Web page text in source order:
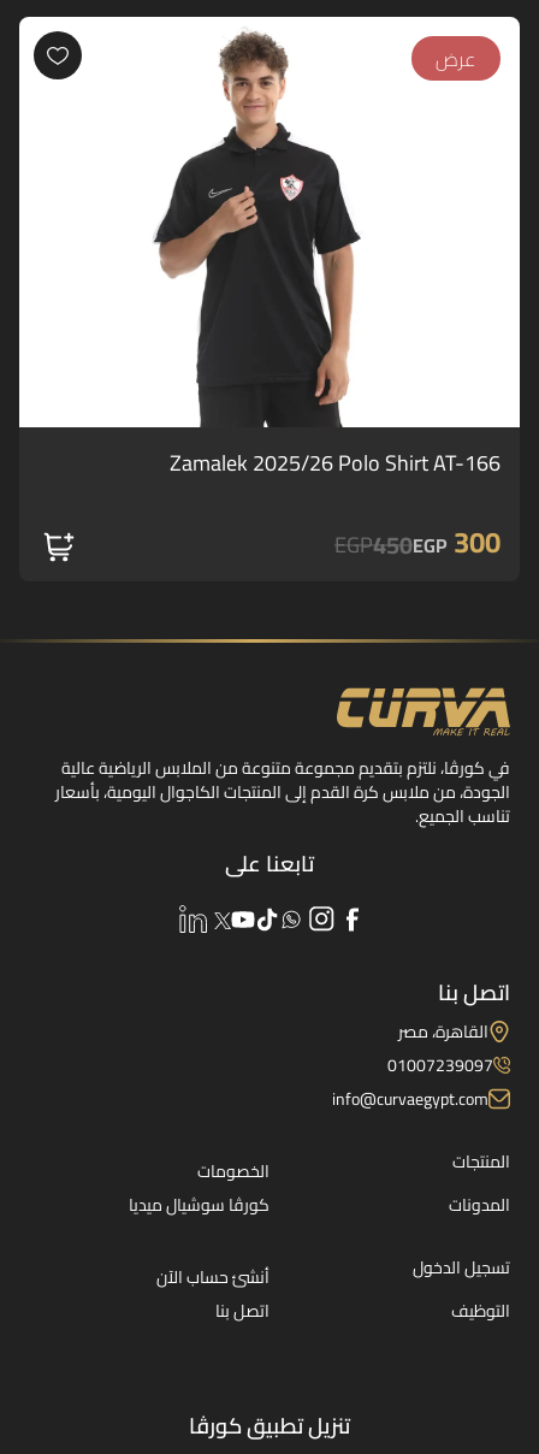
عرض
Zamalek 2025/26 Polo Shirt AT-166
300
EGP
450
EGP
في كورڤا، نلتزم بتقديم مجموعة متنوعة من الملابس الرياضية عالية
الجودة، من ملابس كرة القدم إلى المنتجات الكاجوال اليومية، بأسعار
تناسب الجميع.
تابعنا على
اتصل بنا
القاهرة، مصر
01007239097
info@curvaegypt.com
المنتجات
الخصومات
المدونات
كورڤا سوشيال ميديا
تسجيل الدخول
أنشئ حساب الآن
التوظيف
اتصل بنا
تنزيل تطبيق كورڤا